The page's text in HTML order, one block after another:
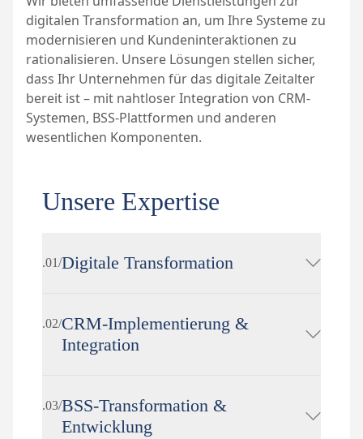
digitalen Transformation an, um Ihre Systeme zu
modernisieren und Kundeninteraktionen zu
rationalisieren. Unsere Lösungen stellen sicher,
dass Ihr Unternehmen für das digitale Zeitalter
bereit ist – mit nahtloser Integration von CRM-
Systemen, BSS-Plattformen und anderen
wesentlichen Komponenten.
Unsere Expertise
.01/Digitale Transformation
.02/CRM-Implementierung &
Integration
.03/BSS-Transformation &
Entwicklung